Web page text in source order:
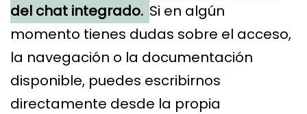
del chat integrado. Si en algún
momento tienes dudas sobre el acceso,
la navegación o la documentación
disponible, puedes escribirnos
directamente desde la propia